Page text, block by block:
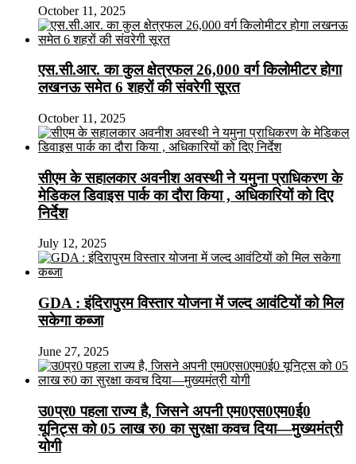
October 11, 2025
एस.सी.आर. का कुल क्षेत्रफल 26,000 वर्ग किलोमीटर होगा
लखनऊ समेत 6 शहरों की संवरेगी सूरत
October 11, 2025
सीएम के सहालकार अवनीश अवस्थी ने यमुना प्राधिकरण के
मेडिकल डिवाइस पार्क का दौरा किया , अधिकारियों को दिए
निर्देश
July 12, 2025
GDA : इंदिरापुरम विस्तार योजना में जल्द आवंटियों को मिल
सकेगा कब्जा
June 27, 2025
उ0प्र0 पहला राज्य है, जिसने अपनी एम0एस0एम0ई0
यूनिट्स को 05 लाख रु0 का सुरक्षा कवच दिया—मुख्यमंत्री
योगी